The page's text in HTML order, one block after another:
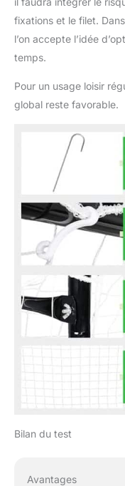
fixations et le filet.
l’on accepte l’idée
temps.
Pour un usage loisir
global reste favorable.
Bilan du test
Avantages